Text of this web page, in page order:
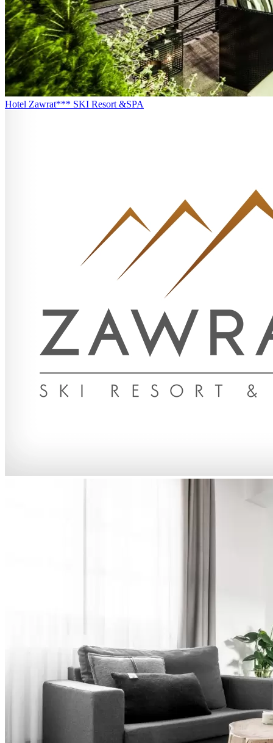
Hotel Zawrat*** SKI Resort &SPA